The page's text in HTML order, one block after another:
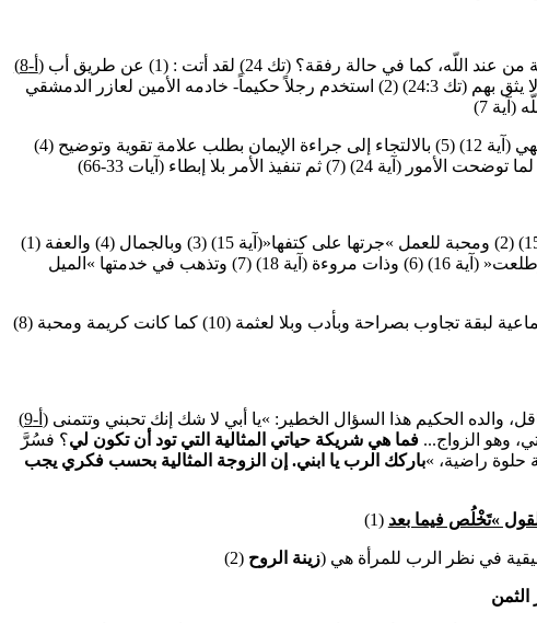
(أ-8)كيف تجيء المعينة؟ كيف تأتي المعينة من عند اللّه، كما في حالة رفقة؟ (تك 24) لقد أتت : (1) عن طريق أب
حكيم رفض أن يزوج ابنه من جماعة لا يثق بهم (تك 24:3) (2) استخدم رجلاً حكيماً- خادمه الأمين لعازر الدمشقي
(4) واستخدمت الصلاة لطلب الإرشاد الإلهي (آية 12) (5) بالالتجاء إلى جراءة الإيمان بطلب علامة تقوية وتوضيح
(1) زوجة امتازت بالحسب والنسب (آية 15) (2) ومحبة للعمل »جرتها على كتفها«(آية 15) (3) وبالجمال (4) والعفة
(5) وجادّة غير متلكّعة »ملأت جرتها وطلعت« (آية 16) (6) وذات مروءة (آية 18) (7) وتذهب في خدمتها »الميل
(8) وكانت نشيطة (آية 20) (9) وكانت اجتماعية لبقة تجاوب بصراحة وبأدب وبلا لعثمة (10) كما كانت كريمة ومحبة
(أ-9)شريكة الحياة المثالية : سأل شاب عاقل، والده الحكيم هذا السؤال الخطير: »يا أبي لا شك إنك تحبني وتتمنى
وهو الزواج...فما هي شريكة حياتي المثالية التي تود أن تكون لي؟ فسُرَّ
حلوة راضية، »باركك الرب يا ابني. إن الزوجة المثالية بحسب فكري يجب
»تَخْلُص فيما بعد
في نظر الرب للمرأة هي (زينة الروح
الثمن